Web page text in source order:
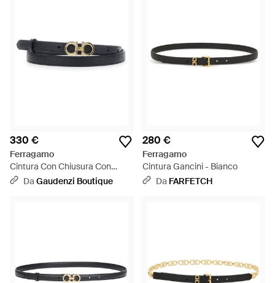
330 €
Ferragamo
Cintura Con Chiusura Con
Fibbia Gancini - Bianco
DaGaudenzi Boutique
280 €
Ferragamo
Cintura Gancini - Bianco
Da FARFETCH